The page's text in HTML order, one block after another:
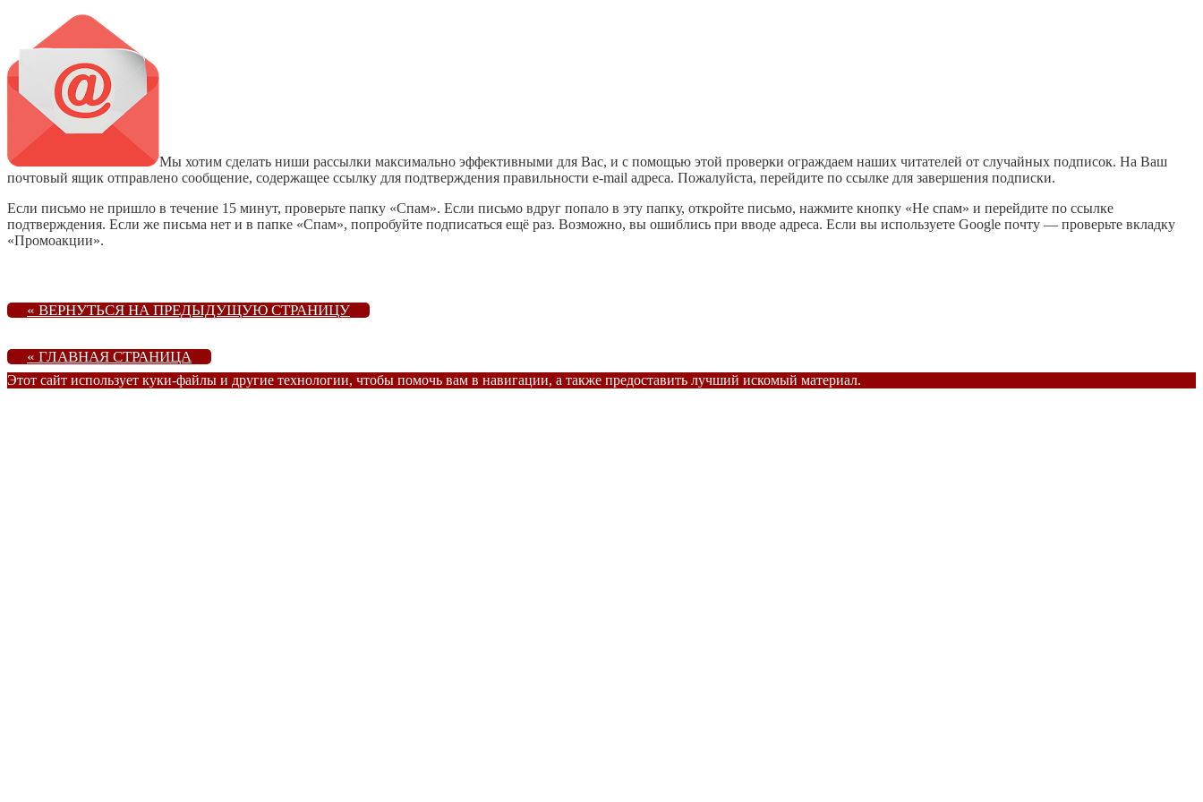
Мы хотим сделать ниши рассылки максимально эффективными для Вас, и с помощью этой проверки ограждаем наших читателей от случайных подписок. На Ваш
почтовый ящик отправлено сообщение, содержащее ссылку для подтверждения правильности e-mail адреса. Пожалуйста, перейдите по ссылке для завершения подписки.
Если письмо не пришло в течение 15 минут, проверьте папку «Спам». Если письмо вдруг попало в эту папку, откройте письмо, нажмите кнопку «Не спам» и перейдите по ссылке
подтверждения. Если же письма нет и в папке «Спам», попробуйте подписаться ещё раз. Возможно, вы ошиблись при вводе адреса. Если вы используете Google почту — проверьте вкладку
«Промоакции».
« ВЕРНУТЬСЯ НА ПРЕДЫДУЩУЮ СТРАНИЦУ
« ГЛАВНАЯ СТРАНИЦА
Этот сайт использует куки-файлы и другие технологии, чтобы помочь вам в навигации, а также предоставить лучший искомый материал.